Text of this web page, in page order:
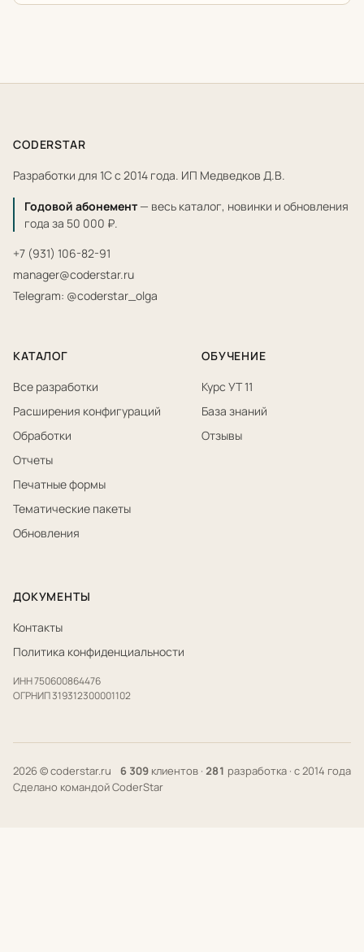
CODERSTAR
Разработки для 1С с 2014 года. ИП Медведков Д.В.
Годовой абонемент — весь каталог, новинки и обновления
года за 50 000 ₽.
+7 (931) 106-82-91
manager@coderstar.ru
Telegram: @coderstar_olga
КАТАЛОГ
Все разработки
Расширения конфигураций
Обработки
Отчеты
Печатные формы
Тематические пакеты
Обновления
ОБУЧЕНИЕ
Курс УТ 11
База знаний
Отзывы
ДОКУМЕНТЫ
Контакты
Политика конфиденциальности
ИНН 750600864476
ОГРНИП 319312300001102
2026 © coderstar.ru 6 309 клиентов · 281 разработка · с 2014 года
Сделано командой CoderStar